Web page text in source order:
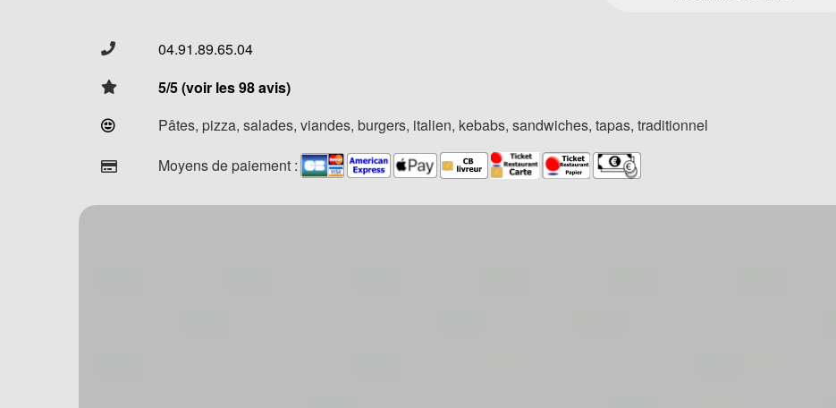
04.91.89.65.04
5/5 (voir les 98 avis)
Pâtes, pizza, salades, viandes, burgers, italien, kebabs, sandwiches, tapas, traditionnel
Moyens de paiement :